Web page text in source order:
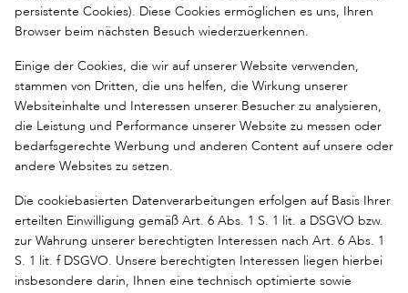
persistente Cookies). Diese Cookies ermöglichen es uns, Ihren
Browser beim nächsten Besuch wiederzuerkennen.
Einige der Cookies, die wir auf unserer Website verwenden,
stammen von Dritten, die uns helfen, die Wirkung unserer
Websiteinhalte und Interessen unserer Besucher zu analysieren,
die Leistung und Performance unserer Website zu messen oder
bedarfsgerechte Werbung und anderen Content auf unsere oder
andere Websites zu setzen.
Die cookiebasierten Datenverarbeitungen erfolgen auf Basis Ihrer
erteilten Einwilligung gemäß Art. 6 Abs. 1 S. 1 lit. a DSGVO bzw.
zur Wahrung unserer berechtigten Interessen nach Art. 6 Abs. 1
S. 1 lit. f DSGVO. Unsere berechtigten Interessen liegen hierbei
insbesondere darin, Ihnen eine technisch optimierte sowie